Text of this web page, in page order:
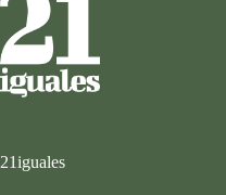
21iguales